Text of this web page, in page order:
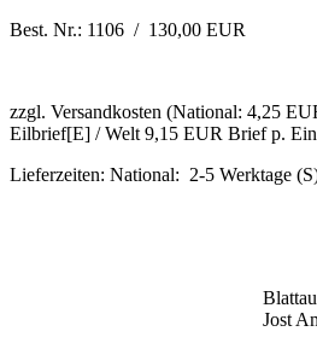
Best. Nr.: 1106 / 130,00 EUR
zzgl. Versandkosten (National: 4,25
Eilbrief[E] / Welt 9,15 EUR Brief p.
Lieferzeiten: National: 2-5 Werktage
Jost